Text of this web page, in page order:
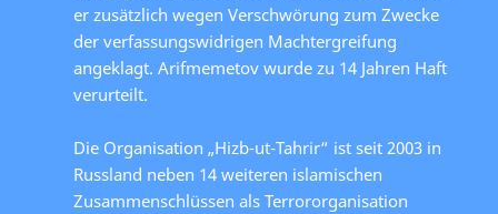
er zusätzlich wegen Verschwörung zum Zwecke
der verfassungswidrigen Machtergreifung
angeklagt. Arifmemetov wurde zu 14 Jahren Haft
verurteilt.
Die Organisation „Hizb-ut-Tahrir“ ist seit 2003 in
Russland neben 14 weiteren islamischen
Zusammenschlüssen als Terrororganisation